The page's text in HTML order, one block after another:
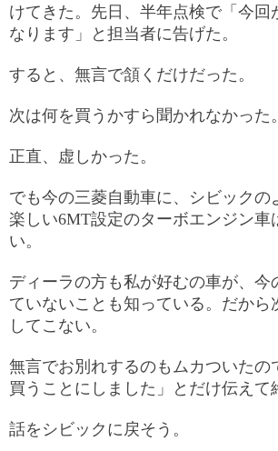
けてきた。先日、半年点検で「今回
なります」と担当者に告げた。
すると、無言で頷くだけだった。
次は何を買うかすら聞かれなかった。
正直、虚しかった。
でも今の三菱自動車に、シビックの
楽しい6MT設定のターボエンジン車
い。
ディーラの方も私が好むの車が、今
ていないことも知っている。だから
してこない。
無言でお別れするのもムカついたの
買うことにしました」とだけ伝えて
話をシビックに戻そう。